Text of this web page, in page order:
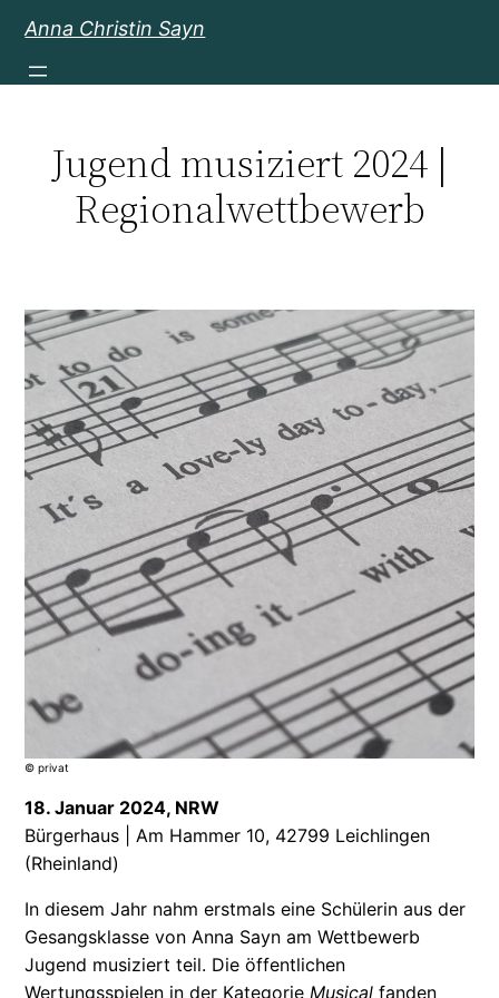
Inhalt
springen
Anna Christin Sayn
Jugend musiziert 2024 |
Regionalwettbewerb
© privat
18. Januar 2024, NRW
Bürgerhaus | Am Hammer 10, 42799 Leichlingen
(Rheinland)
In diesem Jahr nahm erstmals eine Schülerin aus der
Gesangsklasse von Anna Sayn am Wettbewerb
Jugend musiziert teil. Die öffentlichen
Wertungsspielen in der Kategorie Musical fanden